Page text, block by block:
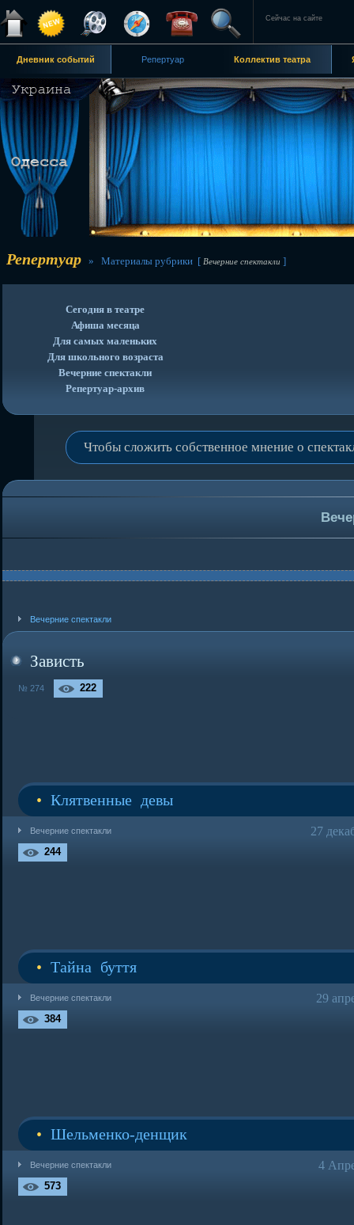
Сейчас на сайте
Дневник событий Репертуар Коллектив театра
Репертуар » Материалы рубрики [ Вечерние спектакли ]
Сегодня в театре
Афиша месяца
Для самых маленьких
Для школьного возраста
Вечерние спектакли
Репертуар-архив
Чтобы сложить собственное мнение о
Вечерние спектакли
Зависть
№ 274 222
• Клятвенные девы
27
Вечерние спектакли
244
• Тайна буття
29
Вечерние спектакли
384
• Шельменко-денщик
4
Вечерние спектакли
573